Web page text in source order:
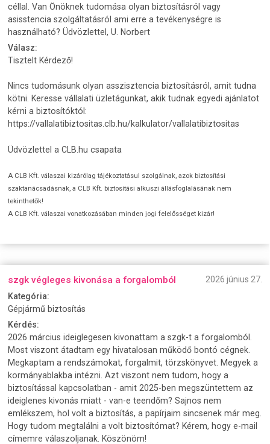
céllal. Van Önöknek tudomása olyan biztosításról vagy
asisstencia szolgáltatásról ami erre a tevékenységre is
használható? Üdvözlettel, U. Norbert
Válasz:
Tisztelt Kérdező!
Nincs tudomásunk olyan asszisztencia biztosításról, amit tudna
kötni. Keresse vállalati üzletágunkat, akik tudnak egyedi ajánlatot
kérni a biztosítóktól:
https://vallalatibiztositas.clb.hu/kalkulator/vallalatibiztositas
Üdvözlettel a CLB.hu csapata
A CLB Kft. válaszai kizárólag tájékoztatásul szolgálnak, azok biztosítási
szaktanácsadásnak, a CLB Kft. biztosítási alkuszi állásfoglalásának nem
tekinthetők!
A CLB Kft. válaszai vonatkozásában minden jogi felelősséget kizár!
szgk végleges kivonása a forgalomból
2026 június 27.
Kategória:
Gépjármű biztosítás
Kérdés:
2026 március ideiglegesen kivonattam a szgk-t a forgalomból.
Most viszont átadtam egy hivatalosan működő bontó cégnek.
Megkaptam a rendszámokat, forgalmit, törzskönyvet. Megyek a
kormányablakba intézni. Azt viszont nem tudom, hogy a
biztosítással kapcsolatban - amit 2025-ben megszüntettem az
ideiglenes kivonás miatt - van-e teendőm? Sajnos nem
emlékszem, hol volt a biztosítás, a papírjaim sincsenek már meg.
Hogy tudom megtalálni a volt biztosítómat? Kérem, hogy e-mail
címemre válaszoljanak. Köszönöm!